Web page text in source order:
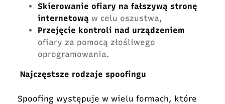
Skierowanie ofiary na fałszywą stronę
internetową w celu oszustwa,
Przejęcie kontroli nad urządzeniem
ofiary za pomocą złośliwego
oprogramowania.
Najczęstsze rodzaje spoofingu
Spoofing występuje w wielu formach, które